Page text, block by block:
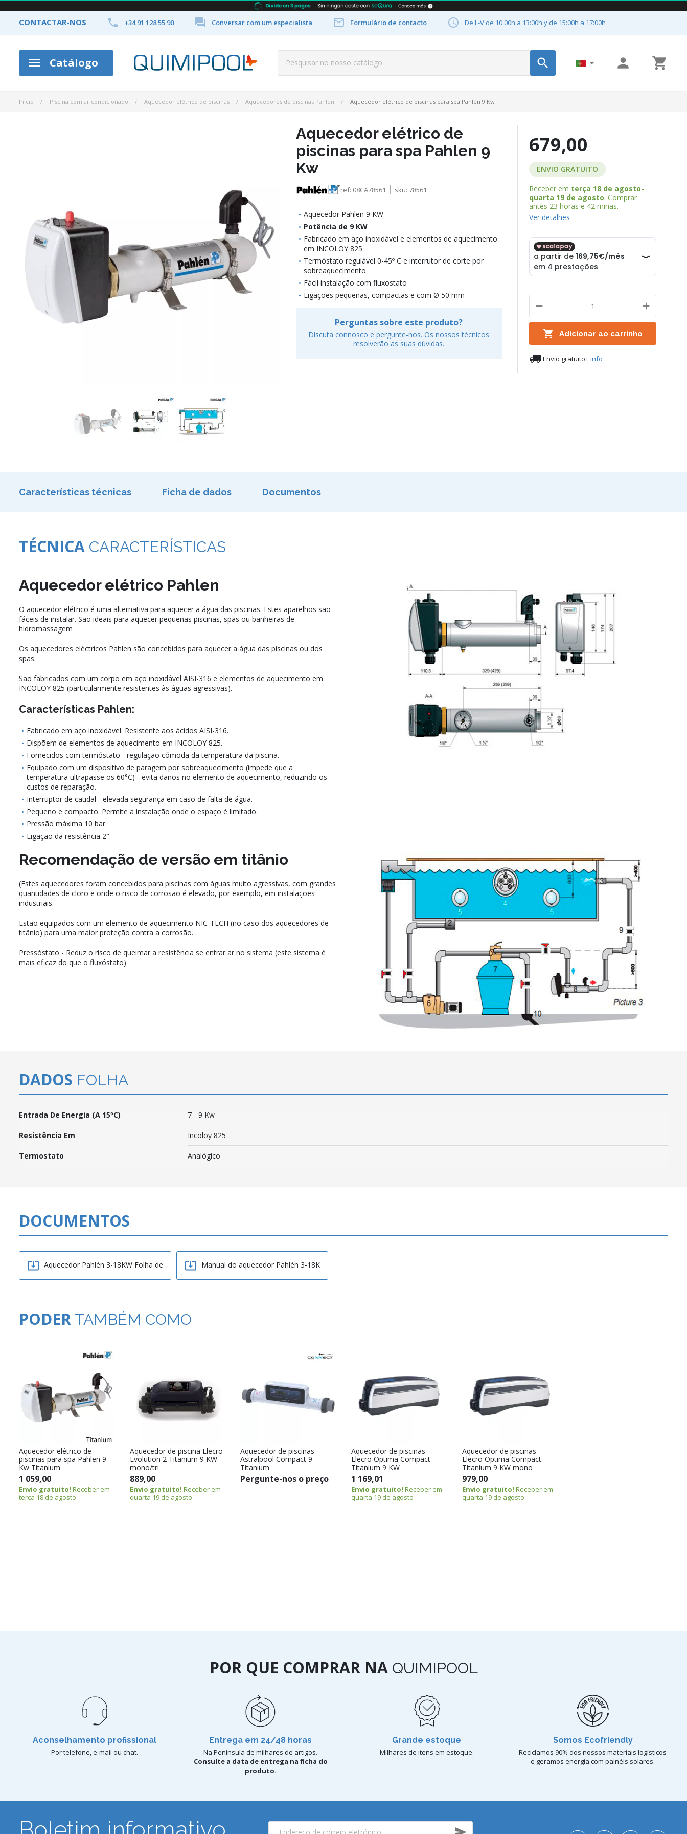
CONTACTAR-NOS  +34 91 128 55 90  Conversar com um especialista  Formulário de contacto  De L-V de 10:00h a 13:00h y de 15:00h a 17:00h
Catálogo    
Início Piscina com ar condicionado Aquecedor elétrico de piscinas Aquecedores de piscinas Pahlén Aquecedor elétrico de piscinas para spa Pahlen 9 Kw
Aquecedor elétrico de
piscinas para spa Pahlen 9
Kw
ref: 08CA78561 sku: 78561
Aquecedor Pahlen 9 KW
Potência de 9 KW
Fabricado em aço inoxidável e elementos de aquecimento
em INCOLOY 825
Termóstato regulável 0-45º C e interrutor de corte por
sobreaquecimento
Fácil instalação com fluxostato
Ligações pequenas, compactas e com Ø 50 mm
Perguntas sobre este produto?
Discuta connosco e pergunte-nos. Os nossos técnicos
resolverão as suas dúvidas.
679,00
ENVIO GRATUITO
Receber em terça 18 de agosto-
quarta 19 de agosto. Comprar
antes 23 horas e 42 minas.
Ver detalhes
 Adicionar ao carrinho
 Envio gratuito+ info
Características técnicas Ficha de dados Documentos
TÉCNICA CARACTERÍSTICAS
Aquecedor elétrico Pahlen
O aquecedor elétrico é uma alternativa para aquecer a água das piscinas. Estes aparelhos são
fáceis de instalar. São ideais para aquecer pequenas piscinas, spas ou banheiras de
hidromassagem
Os aquecedores eléctricos Pahlen são concebidos para aquecer a água das piscinas ou dos
spas.
São fabricados com um corpo em aço inoxidável AISI-316 e elementos de aquecimento em
INCOLOY 825 (particularmente resistentes às águas agressivas).
Características Pahlen:
Fabricado em aço inoxidável. Resistente aos ácidos AISI-316.
Dispõem de elementos de aquecimento em INCOLOY 825.
Fornecidos com termóstato - regulação cómoda da temperatura da piscina.
Equipado com um dispositivo de paragem por sobreaquecimento (impede que a
temperatura ultrapasse os 60°C) - evita danos no elemento de aquecimento, reduzindo os
custos de reparação.
Interruptor de caudal - elevada segurança em caso de falta de água.
Pequeno e compacto. Permite a instalação onde o espaço é limitado.
Pressão máxima 10 bar.
Ligação da resistência 2".
Recomendação de versão em titânio
(Estes aquecedores foram concebidos para piscinas com águas muito agressivas, com grandes
quantidades de cloro e onde o risco de corrosão é elevado, por exemplo, em instalações
industriais.
Estão equipados com um elemento de aquecimento NIC-TECH (no caso dos aquecedores de
titânio) para uma maior proteção contra a corrosão.
Pressóstato - Reduz o risco de queimar a resistência se entrar ar no sistema (este sistema é
mais eficaz do que o fluxóstato)
DADOS FOLHA
Entrada De Energia (a 15ºC) 7 - 9 Kw
Resistência Em Incoloy 825
Termostato Analógico
DOCUMENTOS
 Aquecedor Pahlén 3-18KW Folha de  Manual do aquecedor Pahlén 3-18K
PODER TAMBÉM COMO
Aquecedor elétrico de
piscinas para spa Pahlen 9
Kw Titanium
1 059,00
Envio gratuito! Receber em
terça 18 de agosto
Aquecedor de piscina Elecro
Evolution 2 Titanium 9 KW
mono/tri
889,00
Envio gratuito! Receber em
quarta 19 de agosto
Aquecedor de piscinas
Astralpool Compact 9
Titanium
Pergunte-nos o preço
Aquecedor de piscinas
Elecro Optima Compact
Titanium 9 KW
1 169,01
Envio gratuito! Receber em
quarta 19 de agosto
Aquecedor de piscinas
Elecro Optima Compact
Titanium 9 KW mono
979,00
Envio gratuito! Receber em
quarta 19 de agosto
POR QUE COMPRAR NAQUIMIPOOL
Aconselhamento profissional
Por telefone, e-mail ou chat.
Entrega em 24/48 horas
Na Península de milhares de artigos.
Consulte a data de entrega na ficha do
produto.
Grande estoque
Milhares de itens em estoque.
Somos Ecofriendly
Reciclamos 90% dos nossos materiais logísticos
e geramos energia com painéis solares.